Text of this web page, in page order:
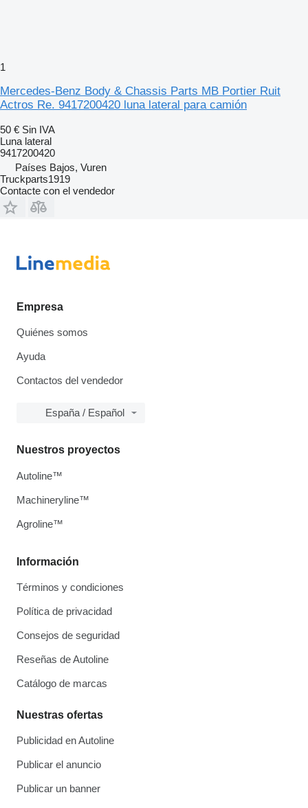
1
Mercedes-Benz Body & Chassis Parts MB Portier Ruit
Actros Re. 9417200420 luna lateral para camión
50 € Sin IVA
Luna lateral
9417200420
Países Bajos, Vuren
Truckparts1919
Contacte con el vendedor
Empresa
Quiénes somos
Ayuda
Contactos del vendedor
España / Español
Información
Términos y condiciones
Política de privacidad
Consejos de seguridad
Reseñas de Autoline
Catálogo de marcas
Nuestras ofertas
Publicidad en Autoline
Publicar el anuncio
Publicar un banner
Nuestros proyectos
Autoline™
Machineryline™
Agroline™